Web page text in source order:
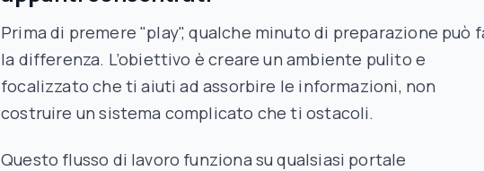
Prima di premere "play", qualche minuto di preparazione può
la differenza. L’obiettivo è creare un ambiente pulito e
focalizzato che ti aiuti ad assorbire le informazioni, non
costruire un sistema complicato che ti ostacoli.
Questo flusso di lavoro funziona su qualsiasi portale